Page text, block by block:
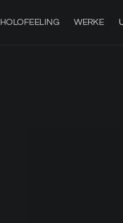
HOLOFEELING WERKE